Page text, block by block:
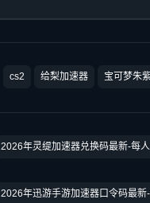
cs2 给梨加速器 宝可梦朱
2026年灵缇加速器兑换码最新-每
2026年迅游手游加速器口令码最